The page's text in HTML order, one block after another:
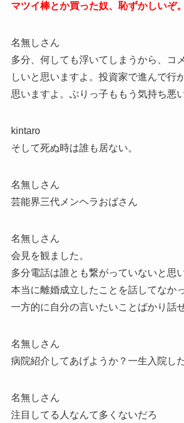
マツイ棒とか買った奴、恥ずかしいぞ。
名無しさん
多分、何しても浮いてしまうから、コ
しいと思いますよ。投資家で進んで行
思いますよ。ぶりっ子ももう気持ち悪
kintaro
そして死ぬ時は誰も居ない。
名無しさん
芸能界三代メンヘラおばさん
名無しさん
会見を観ました。
多分電話は誰とも繋がっていないと思
本当に離婚成立したことを話してなか
一方的に自分の言いたいことばかり話
名無しさん
病院紹介してあげようか？一生入院し
名無しさん
注目してる人なんて多くないだろ